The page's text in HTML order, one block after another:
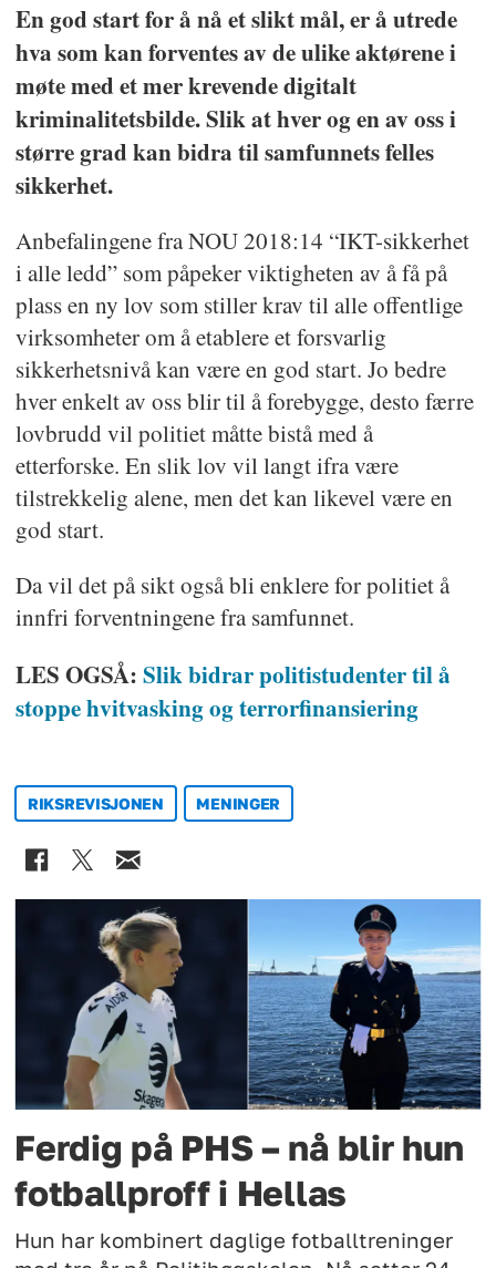
En god start for å nå et slikt mål, er å utrede
hva som kan forventes av de ulike aktørene i
møte med et mer krevende digitalt
kriminalitetsbilde. Slik at hver og en av oss i
større grad kan bidra til samfunnets felles
sikkerhet.
Anbefalingene fra NOU 2018:14 “IKT-sikkerhet
i alle ledd” som påpeker viktigheten av å få på
plass en ny lov som stiller krav til alle offentlige
virksomheter om å etablere et forsvarlig
sikkerhetsnivå kan være en god start. Jo bedre
hver enkelt av oss blir til å forebygge, desto færre
lovbrudd vil politiet måtte bistå med å
etterforske. En slik lov vil langt ifra være
tilstrekkelig alene, men det kan likevel være en
god start.
Da vil det på sikt også bli enklere for politiet å
innfri forventningene fra samfunnet.
LES OGSÅ:Slik bidrar politistudenter til å
stoppe hvitvasking og terrorfinansiering
RIKSREVISJONEN MENINGER
Ferdig på PHS – nå blir hun
fotballproff i Hellas
Hun har kombinert daglige fotballtreninger